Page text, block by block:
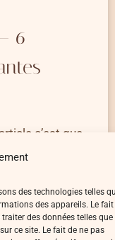
des technologies telles
des appareils. Le fait
des données telles que
ce site. Le fait de ne pas
6
c’est que